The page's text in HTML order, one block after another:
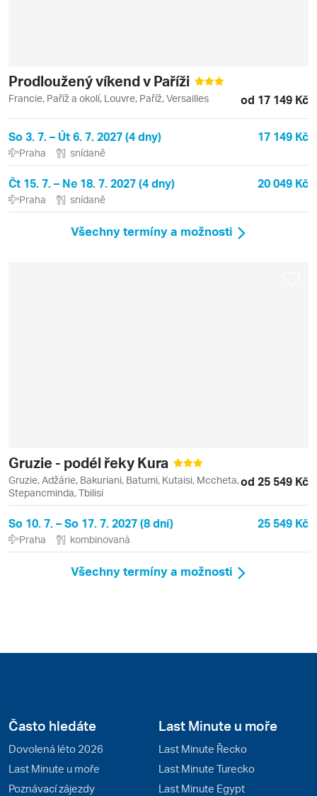
Prodloužený víkend v Paříži
Francie, Paříž a okolí, Louvre, Paříž, Versailles od 17 149 Kč
So 3. 7. – Út 6. 7. 2027 (4 dny) 17 149 Kč
Praha snídaně
Čt 15. 7. – Ne 18. 7. 2027 (4 dny) 20 049 Kč
Praha snídaně
Všechny termíny a možnosti
Gruzie - podél řeky Kura
Gruzie, Adžárie, Bakuriani, Batumi, Kutaisi, Mccheta,
Stepancminda, Tbilisi
od 25 549 Kč
So 10. 7. – So 17. 7. 2027 (8 dní) 25 549 Kč
Praha kombinovaná
Všechny termíny a možnosti
Často hledáte
Dovolená léto 2026
Last Minute u moře
Poznávací zájezdy
Last Minute u moře
Last Minute Řecko
Last Minute Turecko
Last Minute Egypt